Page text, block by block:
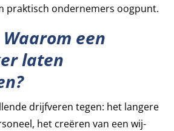
praktisch ondernemers oogpunt.
een
laten
drijfveren tegen: het langere
het creëren van een wij-